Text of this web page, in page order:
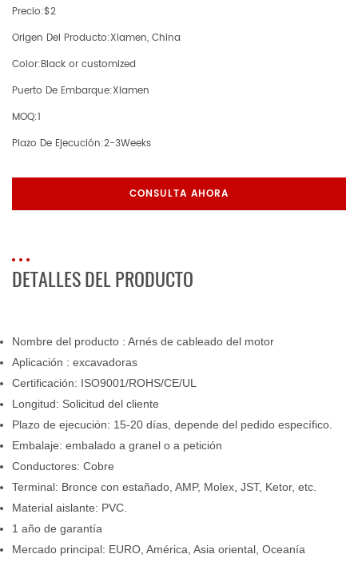
Precio:$2
Origen Del Producto:Xiamen, China
Color:Black or customized
Puerto De Embarque:Xiamen
MOQ:1
Plazo De Ejecución:2-3Weeks
CONSULTA AHORA
DETALLES DEL PRODUCTO
Nombre del producto : Arnés de cableado del motor
Aplicación : excavadoras
Certificación: ISO9001/ROHS/CE/UL
Longitud: Solicitud del cliente
Plazo de ejecución: 15-20 días, depende del pedido específico.
Embalaje: embalado a granel o a petición
Conductores: Cobre
Terminal: Bronce con estañado, AMP, Molex, JST, Ketor, etc.
Material aislante: PVC.
1 año de garantía
Mercado principal: EURO, América, Asia oriental, Oceanía